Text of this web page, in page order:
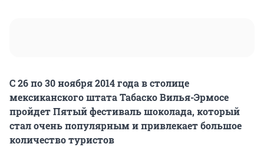
С 26 по 30 ноября 2014 года в столице
мексиканского штата Табаско Вилья-Эрмосе
пройдет Пятый фестиваль шоколада, который
стал очень популярным и привлекает большое
количество туристов